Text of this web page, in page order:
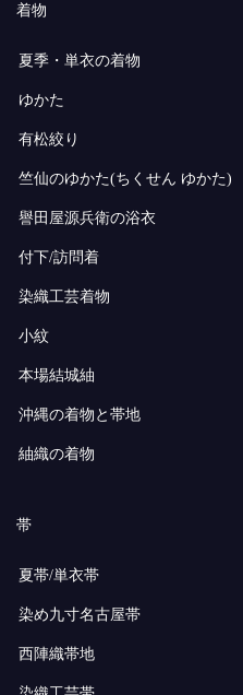
着物
夏季・単衣の着物
ゆかた
有松絞り
竺仙のゆかた(ちくせん ゆかた)
譽田屋源兵衛の浴衣
付下/訪問着
染織工芸着物
小紋
本場結城紬
沖縄の着物と帯地
紬織の着物
帯
夏帯/単衣帯
染め九寸名古屋帯
西陣織帯地